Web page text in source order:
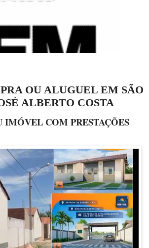
OU ALUGUEL EM SÃO
ALBERTO COSTA
COM PRESTAÇÕES